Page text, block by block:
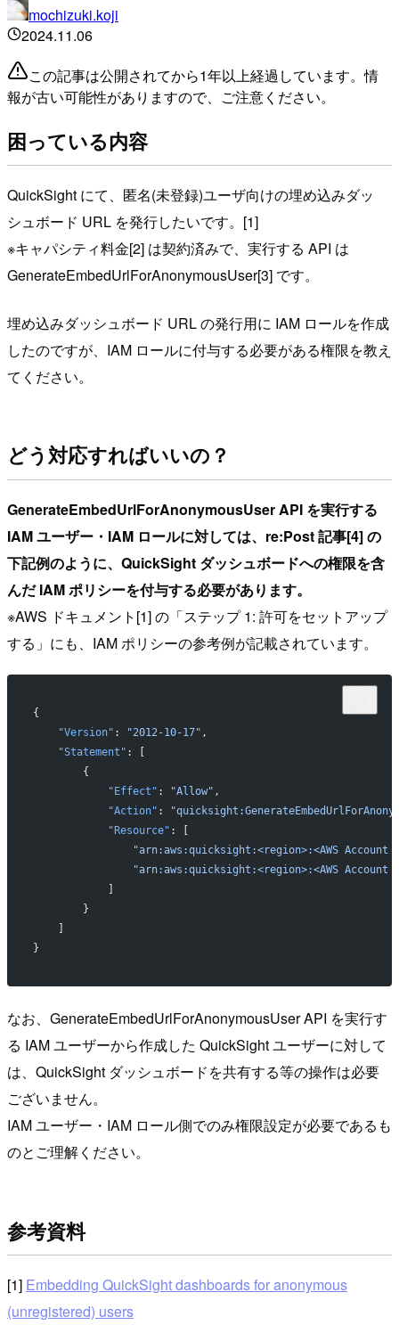
mochizuki.koji
2024.11.06
この記事は公開されてから1年以上経過しています。情
報が古い可能性がありますので、ご注意ください。
困っている内容
QuickSight にて、匿名(未登録)ユーザ向けの埋め込みダッ
シュボード URL を発行したいです。[1]
※キャパシティ料金[2] は契約済みで、実行する API は
GenerateEmbedUrlForAnonymousUser[3] です。
埋め込みダッシュボード URL の発行用に IAM ロールを作成
したのですが、IAM ロールに付与する必要がある権限を教え
てください。
どう対応すればいいの？
GenerateEmbedUrlForAnonymousUser API を実行する
IAM ユーザー・IAM ロールに対しては、re:Post 記事[4] の
下記例のように、QuickSight ダッシュボードへの権限を含
んだ IAM ポリシーを付与する必要があります。
※AWS ドキュメント[1] の「ステップ 1: 許可をセットアップ
する」にも、IAM ポリシーの参考例が記載されています。
{
    "Version"
: "2012-10-17" ,
    "Statement"
: [
        {
            "Effect"
: "Allow" ,
            "Action"
:
            "Resource"
: [
"arn:aws:quicksight:<region>:<AWS Account
"arn:aws:quicksight:<region>:<AWS Account
        }
}
なお、GenerateEmbedUrlForAnonymousUser API を実行す
る IAM ユーザーから作成した QuickSight ユーザーに対して
は、QuickSight ダッシュボードを共有する等の操作は必要
ございません。
IAM ユーザー・IAM ロール側でのみ権限設定が必要であるも
のとご理解ください。
参考資料
[1] Embedding QuickSight dashboards for anonymous
(unregistered) users